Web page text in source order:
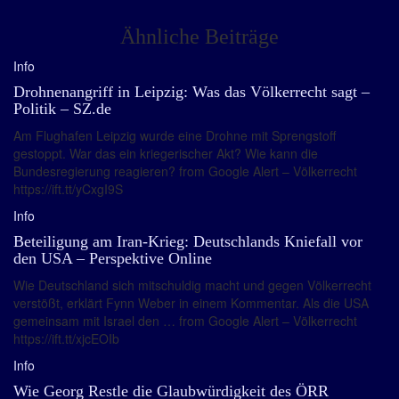
Ähnliche Beiträge
Info
Drohnenangriff in Leipzig: Was das Völkerrecht sagt –
Politik – SZ.de
Am Flughafen Leipzig wurde eine Drohne mit Sprengstoff
gestoppt. War das ein kriegerischer Akt? Wie kann die
Bundesregierung reagieren? from Google Alert – Völkerrecht
https://ift.tt/yCxgI9S
Info
Beteiligung am Iran-Krieg: Deutschlands Kniefall vor
den USA – Perspektive Online
Wie Deutschland sich mitschuldig macht und gegen Völkerrecht
verstößt, erklärt Fynn Weber in einem Kommentar. Als die USA
gemeinsam mit Israel den … from Google Alert – Völkerrecht
https://ift.tt/xjcEOIb
Info
Wie Georg Restle die Glaubwürdigkeit des ÖRR